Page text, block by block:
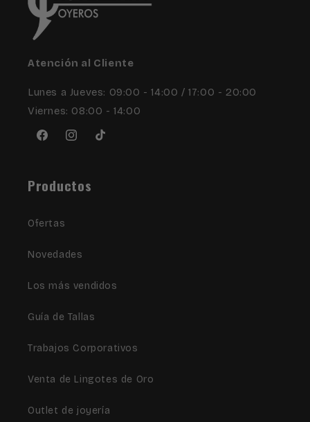
Atención al Cliente
Lunes a Jueves: 09:00 - 14:00 / 17:00 - 20:00
Viernes: 08:00 - 14:00
FacebookInstagram
TikTok
Productos
Ofertas
Novedades
Los más vendidos
Guía de Tallas
Trabajos Corporativos
Venta de Lingotes de Oro
Outlet de joyería